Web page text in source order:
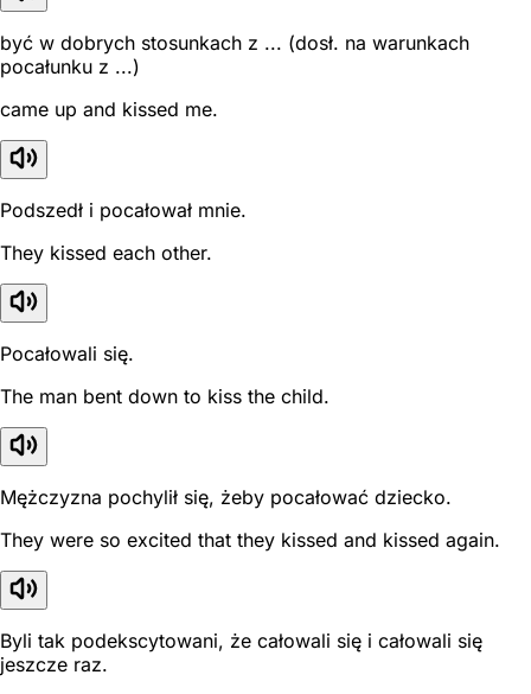
być w dobrych stosunkach z ... (dosł. na warunkach
pocałunku z ...)
came up and kissed me.
Podszedł i pocałował mnie.
They kissed each other.
Pocałowali się.
The man bent down to kiss the child.
Mężczyzna pochylił się, żeby pocałować dziecko.
They were so excited that they kissed and kissed again.
Byli tak podekscytowani, że całowali się i całowali się
jeszcze raz.